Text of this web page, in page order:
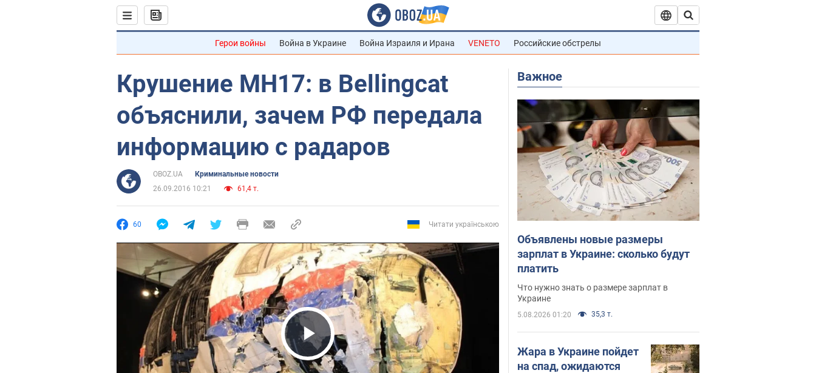
Герои войны Война в Украине Война Израиля и Ирана VENETO Российские обстрелы
Крушение MH17: в Bellingcat
объяснили, зачем РФ передала
информацию с радаров
OBOZ.UA
Криминальные новости
26.09.2016 10:21
61,4 т.
60 Читати українською
Play Video
Важное
Объявлены новые размеры
зарплат в Украине: сколько будут
платить
Что нужно знать о размере зарплат в
Украине
5.08.2026 01:20 35,3 т.
Жара в Украине пойдет
на спад, ожидаются